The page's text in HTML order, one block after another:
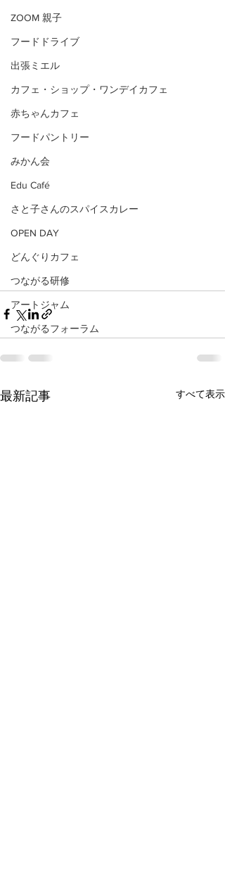
ZOOM 親子
フードドライブ
出張ミエル
カフェ・ショップ・ワンデイカフェ
赤ちゃんカフェ
フードパントリー
みかん会
Edu Café
さと子さんのスパイスカレー
OPEN DAY
どんぐりカフェ
つながる研修
アートジャム
つながるフォーラム
最新記事 すべて表示